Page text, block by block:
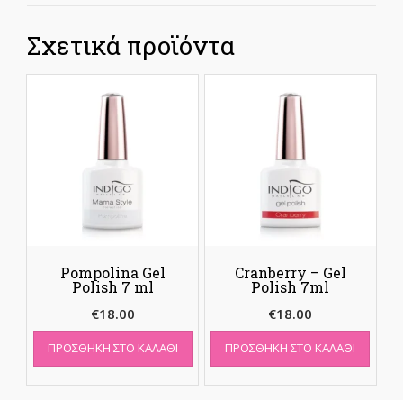
Σχετικά προϊόντα
Pompolina Gel
Polish 7 ml
€18.00
ΠΡΟΣΘΉΚΗ ΣΤΟ ΚΑΛΆΘΙ
Cranberry – Gel
Polish 7ml
€18.00
ΠΡΟΣΘΉΚΗ ΣΤΟ ΚΑΛΆΘΙ